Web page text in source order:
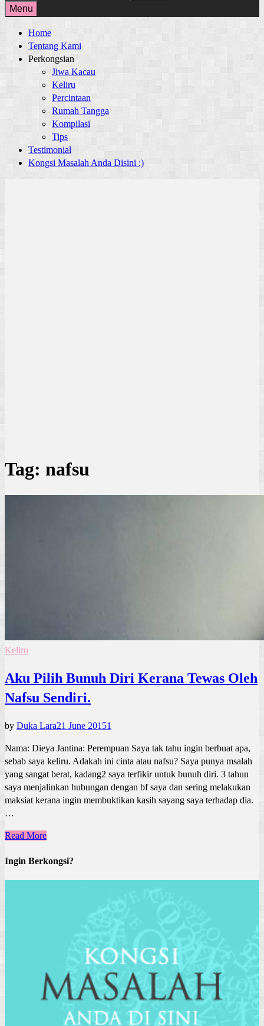
for:
Menu
Home
Tentang Kami
Perkongsian
Jiwa Kacau
Keliru
Percintaan
Rumah Tangga
Kompilasi
Tips
Testimonial
Kongsi Masalah Anda Disini :)
Tag: nafsu
Keliru
Aku Pilih Bunuh Diri Kerana Tewas Oleh
Nafsu Sendiri.
by Duka Lara21 June 20151
Nama: Dieya Jantina: Perempuan Saya tak tahu ingin berbuat apa,
sebab saya keliru. Adakah ini cinta atau nafsu? Saya punya msalah
yang sangat berat, kadang2 saya terfikir untuk bunuh diri. 3 tahun
saya menjalinkan hubungan dengan bf saya dan sering melakukan
maksiat kerana ingin membuktikan kasih sayang saya terhadap dia.
…
Read More
Ingin Berkongsi?